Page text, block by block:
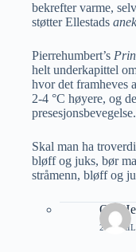
bekrefter varme,
støtter Ellestads
Pierrehumbert’s
helt underkapittel
hvor det framheves
2-4 °C høyere, og
presesjonsbevegelse.
Skal man ha
bløff og juks, bør
stråmenn, bløff og
Ole
26